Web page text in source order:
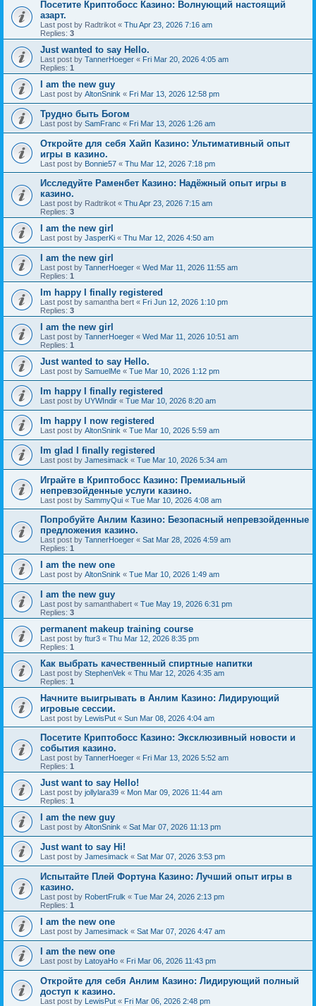
Посетите Криптобосс Казино: Волнующий настоящий
азарт.
Last post by Radtrikot « Thu Apr 23, 2026 7:16 am
Replies: 3
Just wanted to say Hello.
Last post by TannerHoeger « Fri Mar 20, 2026 4:05 am
Replies: 1
I am the new guy
Last post by AltonSnink « Fri Mar 13, 2026 12:58 pm
Трудно быть Богом
Last post by SamFranc « Fri Mar 13, 2026 1:26 am
Откройте для себя Хайп Казино: Ультимативный опыт
игры в казино.
Last post by Bonnie57 « Thu Mar 12, 2026 7:18 pm
Исследуйте Раменбет Казино: Надёжный опыт игры в
казино.
Last post by Radtrikot « Thu Apr 23, 2026 7:15 am
Replies: 3
I am the new girl
Last post by JasperKi « Thu Mar 12, 2026 4:50 am
I am the new girl
Last post by TannerHoeger « Wed Mar 11, 2026 11:55 am
Replies: 1
Im happy I finally registered
Last post by samantha bert « Fri Jun 12, 2026 1:10 pm
Replies: 3
I am the new girl
Last post by TannerHoeger « Wed Mar 11, 2026 10:51 am
Replies: 1
Just wanted to say Hello.
Last post by SamuelMe « Tue Mar 10, 2026 1:12 pm
Im happy I finally registered
Last post by UYWIndir « Tue Mar 10, 2026 8:20 am
Im happy I now registered
Last post by AltonSnink « Tue Mar 10, 2026 5:59 am
Im glad I finally registered
Last post by Jamesimack « Tue Mar 10, 2026 5:34 am
Играйте в Криптобосс Казино: Премиальный
непревзойденные услуги казино.
Last post by SammyQui « Tue Mar 10, 2026 4:08 am
Попробуйте Анлим Казино: Безопасный непревзойденные
предложения казино.
Last post by TannerHoeger « Sat Mar 28, 2026 4:59 am
Replies: 1
I am the new one
Last post by AltonSnink « Tue Mar 10, 2026 1:49 am
I am the new guy
Last post by samanthabert « Tue May 19, 2026 6:31 pm
Replies: 3
permanent makeup training course
Last post by ftur3 « Thu Mar 12, 2026 8:35 pm
Replies: 1
Как выбрать качественный спиртные напитки
Last post by StephenVek « Thu Mar 12, 2026 4:35 am
Replies: 1
Начните выигрывать в Анлим Казино: Лидирующий
игровые сессии.
Last post by LewisPut « Sun Mar 08, 2026 4:04 am
Посетите Криптобосс Казино: Эксклюзивный новости и
события казино.
Last post by TannerHoeger « Fri Mar 13, 2026 5:52 am
Replies: 1
Just want to say Hello!
Last post by jollylara39 « Mon Mar 09, 2026 11:44 am
Replies: 1
I am the new guy
Last post by AltonSnink « Sat Mar 07, 2026 11:13 pm
Just want to say Hi!
Last post by Jamesimack « Sat Mar 07, 2026 3:53 pm
Испытайте Плей Фортуна Казино: Лучший опыт игры в
казино.
Last post by RobertFrulk « Tue Mar 24, 2026 2:13 pm
Replies: 1
I am the new one
Last post by Jamesimack « Sat Mar 07, 2026 4:47 am
I am the new one
Last post by LatoyaHo « Fri Mar 06, 2026 11:43 pm
Откройте для себя Анлим Казино: Лидирующий полный
доступ к казино.
Last post by LewisPut « Fri Mar 06, 2026 2:48 pm